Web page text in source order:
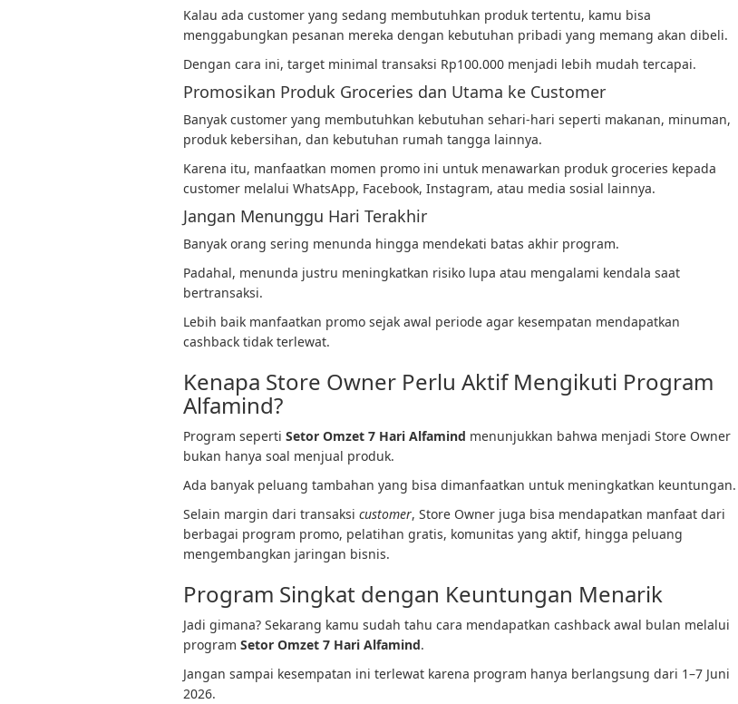
Kalau ada customer yang sedang membutuhkan produk tertentu, kamu bisa
menggabungkan pesanan mereka dengan kebutuhan pribadi yang memang akan dibeli.
Dengan cara ini, target minimal transaksi Rp100.000 menjadi lebih mudah tercapai.
Promosikan Produk Groceries dan Utama ke Customer
Banyak customer yang membutuhkan kebutuhan sehari-hari seperti makanan, minuman,
produk kebersihan, dan kebutuhan rumah tangga lainnya.
Karena itu, manfaatkan momen promo ini untuk menawarkan produk groceries kepada
customer melalui WhatsApp, Facebook, Instagram, atau media sosial lainnya.
Jangan Menunggu Hari Terakhir
Banyak orang sering menunda hingga mendekati batas akhir program.
Padahal, menunda justru meningkatkan risiko lupa atau mengalami kendala saat
bertransaksi.
Lebih baik manfaatkan promo sejak awal periode agar kesempatan mendapatkan
cashback tidak terlewat.
Kenapa Store Owner Perlu Aktif Mengikuti Program
Alfamind?
Program seperti Setor Omzet 7 Hari Alfamind menunjukkan bahwa menjadi Store Owner
bukan hanya soal menjual produk.
Ada banyak peluang tambahan yang bisa dimanfaatkan untuk meningkatkan keuntungan.
Selain margin dari transaksi customer, Store Owner juga bisa mendapatkan manfaat dari
berbagai program promo, pelatihan gratis, komunitas yang aktif, hingga peluang
mengembangkan jaringan bisnis.
Program Singkat dengan Keuntungan Menarik
Jadi gimana? Sekarang kamu sudah tahu cara mendapatkan cashback awal bulan melalui
program Setor Omzet 7 Hari Alfamind.
Jangan sampai kesempatan ini terlewat karena program hanya berlangsung dari 1–7 Juni
2026.